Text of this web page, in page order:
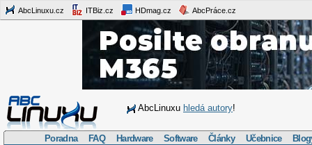
AbcLinuxu.cz ITBiz.cz HDmag.cz AbcPráce.cz
AbcLinuxu hledá autory!
Poradna FAQ Hardware Software Články Učebnice